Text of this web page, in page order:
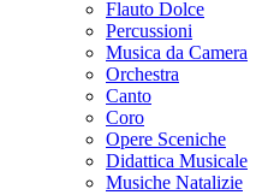
Flauto Dolce
Percussioni
Musica da Camera
Orchestra
Canto
Coro
Opere Sceniche
Didattica Musicale
Musiche Natalizie